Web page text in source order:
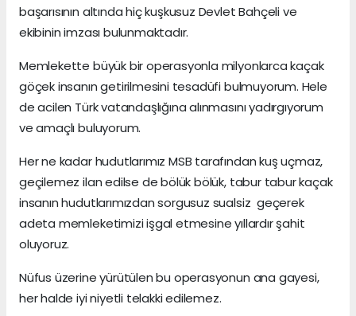
başarısının altında hiç kuşkusuz Devlet Bahçeli ve
ekibinin imzası bulunmaktadır.
Memlekette büyük bir operasyonla milyonlarca kaçak
göçek insanın getirilmesini tesadüfi bulmuyorum. Hele
de acilen Türk vatandaşlığına alınmasını yadırgıyorum
ve amaçlı buluyorum.
Her ne kadar hudutlarımız MSB tarafından kuş uçmaz,
geçilemez ilan edilse de bölük bölük, tabur tabur kaçak
insanın hudutlarımızdan sorgusuz sualsiz geçerek
adeta memleketimizi işgal etmesine yıllardır şahit
oluyoruz.
Nüfus üzerine yürütülen bu operasyonun ana gayesi,
her halde iyi niyetli telakki edilemez.